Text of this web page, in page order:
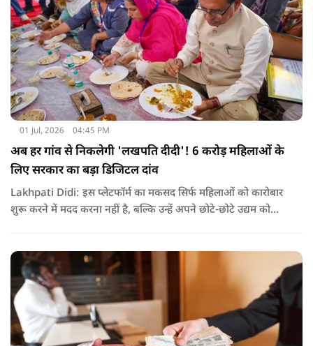
01 Jul, 2026 04:45 PM
अब हर गांव से निकलेगी 'लखपति दीदी'! 6 करोड़ महिलाओं के
लिए सरकार का बड़ा डिजिटल दांव
Lakhpati Didi: इस प्लेटफॉर्म का मकसद सिर्फ महिलाओं को कारोबार
शुरू करने में मदद करना नहीं है, बल्कि उन्हें अपने छोटे-छोटे उद्यम को